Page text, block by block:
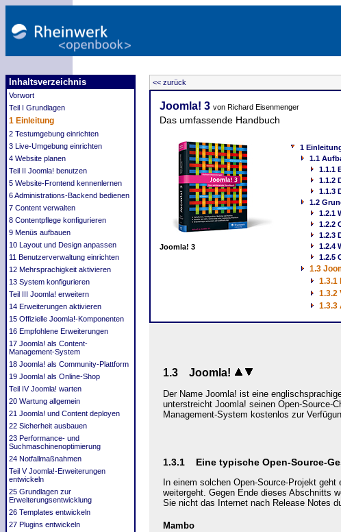
Inhaltsverzeichnis
Vorwort
Teil I Grundlagen
1 Einleitung
2 Testumgebung einrichten
3 Live-Umgebung einrichten
4 Website planen
Teil II Joomla! benutzen
5 Website-Frontend kennenlernen
6 Administrations-Backend bedienen
7 Content verwalten
8 Contentpflege konfigurieren
9 Menüs aufbauen
10 Layout und Design anpassen
11 Benutzerverwaltung einrichten
12 Mehrsprachigkeit aktivieren
13 System konfigurieren
Teil III Joomla! erweitern
14 Erweiterungen aktivieren
15 Offizielle Joomla!-Komponenten
16 Empfohlene Erweiterungen
17 Joomla! als Content-
Management‐System
18 Joomla! als Community-Plattform
19 Joomla! als Online-Shop
Teil IV Joomla! warten
20 Wartung allgemein
21 Joomla! und Content deployen
22 Sicherheit ausbauen
23 Performance- und
Suchmaschinenoptimierung
24 Notfallmaßnahmen
Teil V Joomla!-Erweiterungen
entwickeln
25 Grundlagen zur
Erweiterungsentwicklung
26 Templates entwickeln
27 Plugins entwickeln
<< zurück
Joomla! 3 von Richard Eisenmenger
Das umfassende Handbuch
Joomla! 3
1
1.1
1.1.1
1.1.2
1.1.3
1.2
1.2.1
1.2.2
1.2.3
1.2.4
1.2.5
1.3
1.3.1
1.3.2
1.3.3
1.3 Joomla!
Der Name Joomla! ist eine
unterstreicht Joomla! seinen Open-Source-
Management-System kostenlos zur
1.3.1 Eine typische Open-Source-
In einem solchen Open-Source-Projekt
weitergeht. Gegen Ende dieses Abschnitts
Sie nicht das Internet nach Release Notes
Mambo